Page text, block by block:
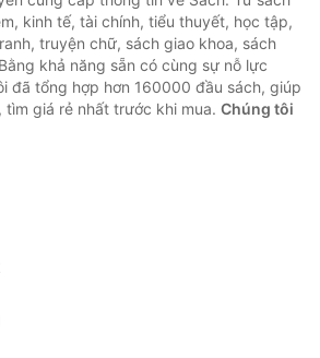
kinh tế, tài chính, tiểu thuyết, học tập,
truyện chữ, sách giao khoa, sách
khả năng sẵn có cùng sự nỗ lực
đã tổng hợp hơn 160000 đầu sách, giúp
tìm giá rẻ nhất trước khi mua. Chúng tôi